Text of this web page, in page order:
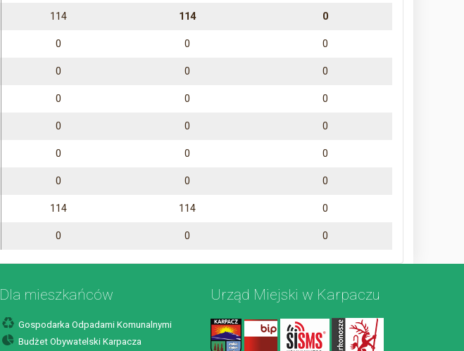
114 114 0
0 0 0
0 0 0
0 0 0
0 0 0
0 0 0
0 0 0
114 114 0
0 0 0
Dla mieszkańców
Gospodarka Odpadami Komunalnymi
Budżet Obywatelski Karpacza
Urząd Miejski w Karpaczu